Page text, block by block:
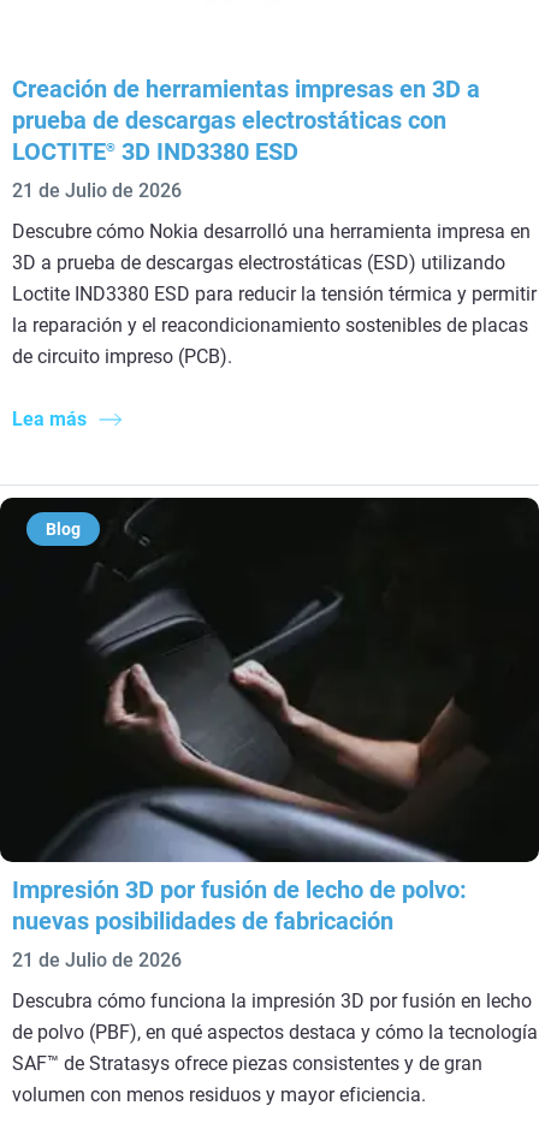
Creación de herramientas impresas en 3D a
prueba de descargas electrostáticas con
LOCTITE® 3D IND3380 ESD
21 de Julio de 2026
Descubre cómo Nokia desarrolló una herramienta impresa en
3D a prueba de descargas electrostáticas (ESD) utilizando
Loctite IND3380 ESD para reducir la tensión térmica y permitir
la reparación y el reacondicionamiento sostenibles de placas
de circuito impreso (PCB).
Lea más
Blog
Impresión 3D por fusión de lecho de polvo:
nuevas posibilidades de fabricación
21 de Julio de 2026
Descubra cómo funciona la impresión 3D por fusión en lecho
de polvo (PBF), en qué aspectos destaca y cómo la tecnología
SAF™ de Stratasys ofrece piezas consistentes y de gran
volumen con menos residuos y mayor eficiencia.